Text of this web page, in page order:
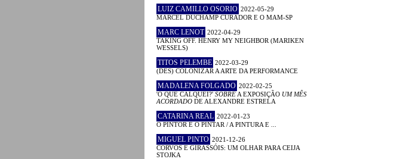
LUIZ CAMILLO OSORIO 2022-05-29
MARCEL DUCHAMP CURADOR E O MAM-SP
MARC LENOT 2022-04-29
TAKING OFF. HENRY MY NEIGHBOR (MARIKEN
WESSELS)
TITOS PELEMBE 2022-03-29
(DES) COLONIZAR A ARTE DA PERFORMANCE
MADALENA FOLGADO 2022-02-25
'O QUE CALQUEI?' SOBRE A EXPOSIÇÃO UM MÊS
ACORDADO DE ALEXANDRE ESTRELA
CATARINA REAL 2022-01-23
O PINTOR E O PINTAR / A PINTURA E ...
MIGUEL PINTO 2021-12-26
CORVOS E GIRASSÓIS: UM OLHAR PARA CEIJA
STOJKA